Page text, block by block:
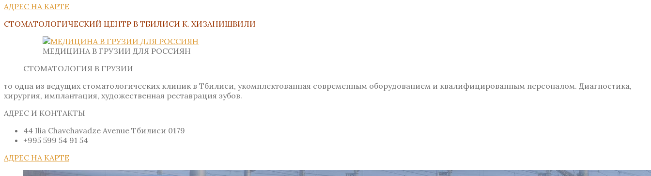
АДРЕС НА КАРТЕ
СТОМАТОЛОГИЧЕСКИЙ ЦЕНТР В ТБИЛИСИ К. ХИЗАНИШВИЛИ
МЕДИЦИНА В ГРУЗИИ ДЛЯ РОССИЯН
СТОМАТОЛОГИЯ В ГРУЗИИ
то одна из ведущих стоматологических клиник в Тбилиси, укомплектованная современным оборудованием и квалифицированным персоналом. Диагностика,
хирургия, имплантация, художественная реставрация зубов.
АДРЕС И КОНТАКТЫ
44 Ilia Chavchavadze Avenue Тбилиси 0179
+995 599 54 91 54
АДРЕС НА КАРТЕ